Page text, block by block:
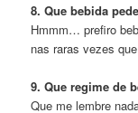
8. Que bebida
Hmmm… prefiro
nas raras vezes
9. Que regime de
Que me lembre